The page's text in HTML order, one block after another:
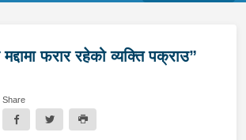
फरार रहेको व्यक्ति पक्राउ”
Share